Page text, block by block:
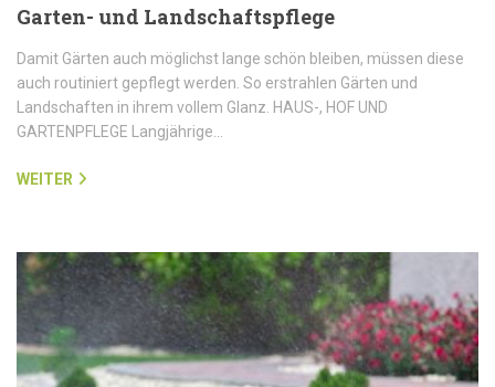
Garten- und Landschaftspflege
Damit Gärten auch möglichst lange schön bleiben, müssen diese
auch routiniert gepflegt werden. So erstrahlen Gärten und
Landschaften in ihrem vollem Glanz. HAUS-, HOF UND
GARTENPFLEGE Langjährige…
WEITER